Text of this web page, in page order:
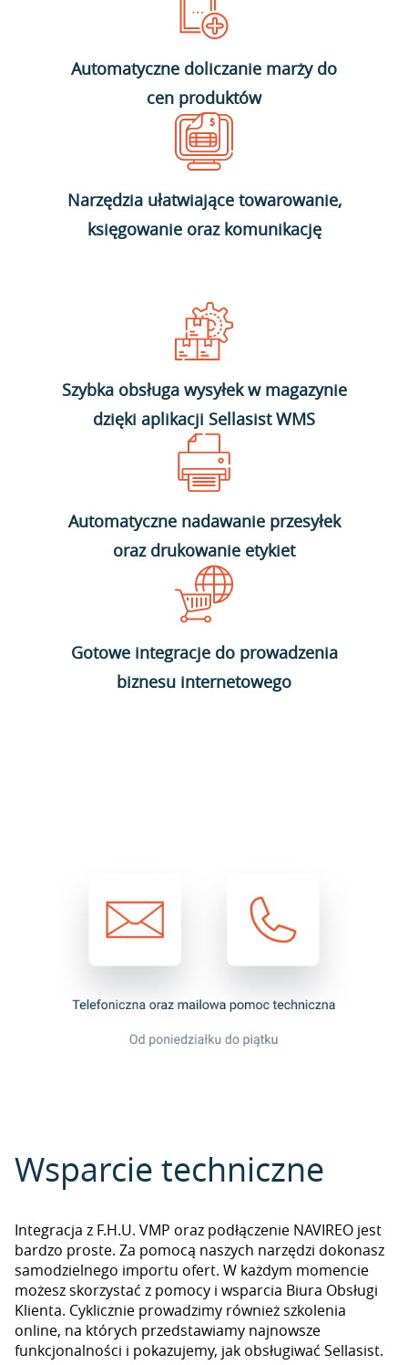
Automatyczne doliczanie marży do
cen produktów
Narzędzia ułatwiające towarowanie,
księgowanie oraz komunikację
Szybka obsługa wysyłek w magazynie
dzięki aplikacji Sellasist WMS
Automatyczne nadawanie przesyłek
oraz drukowanie etykiet
Gotowe integracje do prowadzenia
biznesu internetowego
Wsparcie techniczne
Integracja z F.H.U. VMP oraz podłączenie NAVIREO jest
bardzo proste. Za pomocą naszych narzędzi dokonasz
samodzielnego importu ofert. W każdym momencie
możesz skorzystać z pomocy i wsparcia Biura Obsługi
Klienta. Cyklicznie prowadzimy również szkolenia
online, na których przedstawiamy najnowsze
funkcjonalności i pokazujemy, jak obsługiwać Sellasist.